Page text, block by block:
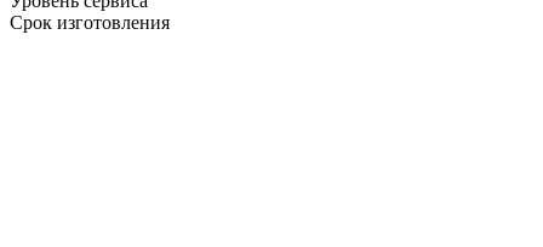
Срок изготовления